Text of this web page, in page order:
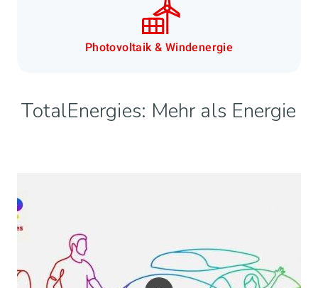
Photovoltaik & Windenergie
TotalEnergies: Mehr als Energie